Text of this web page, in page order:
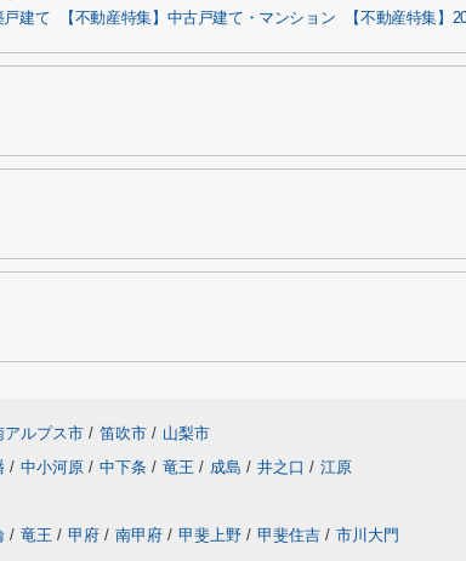
戸建て 【不動産特集】中古戸建て・マンション 【不動産特集】
アルプス市 / 笛吹市 / 山梨市
/ 中小河原 / 中下条 / 竜王 / 成島 / 井之口 / 江原
/ 竜王 / 甲府 / 南甲府 / 甲斐上野 / 甲斐住吉 / 市川大門